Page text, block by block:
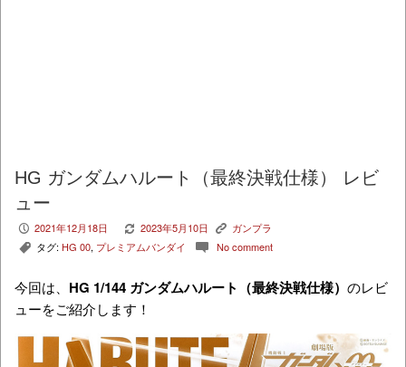
HG ガンダムハルート（最終決戦仕様） レビ
ュー
P 2021年12月18日 V 2023年5月10日 K ガンプラ
, タグ: HG 00, プレミアムバンダイ c No comment
今回は、 HG 1/144 ガンダムハルート（最終決戦仕様） のレビ
ューをご紹介します！